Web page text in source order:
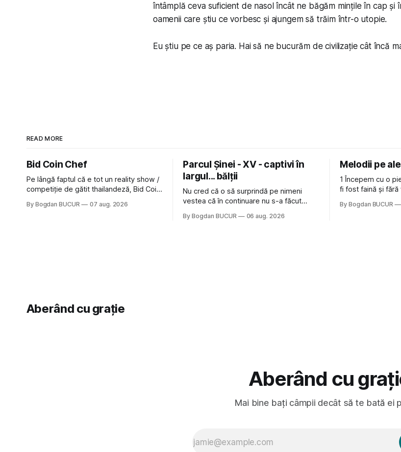
întâmplă ceva suficient de nasol încât ne băgăm mințile în cap și
oamenii care știu ce vorbesc și ajungem să trăim într-o utopie.
Eu știu pe ce aș paria. Hai să ne bucurăm de civilizație cât încă
READ MORE
Bid Coin Chef
Pe lângă faptul că e tot un reality show /
competiție de gătit thailandeză, Bid Coin
Restaurant War Street King Thailand: și
By Bogdan BUCUR 07 aug. 2026
Parcul Șinei - XV - captivi în
largul... bălții
Nu cred că o să surprindă pe nimeni
vestea că în continuare nu s-a făcut
afară de faptul că potăile apărute acolo
By Bogdan BUCUR 06 aug. 2026
Melodii pe
1 Începem cu o
fi fost faină și fără
Castles, o
By Bogdan BUCUR
Aberând cu grație
Aberând cu
Mai bine bați câmpii decât să te bată ei